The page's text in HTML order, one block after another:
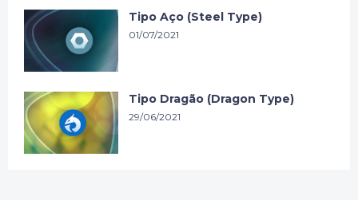
Tipo Aço (Steel Type)
01/07/2021
Tipo Dragão (Dragon Type)
29/06/2021